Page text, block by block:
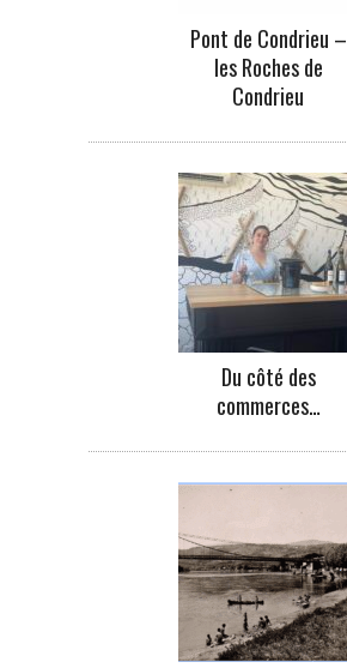
Pont de Condrieu –
les Roches de
Condrieu
Du côté des
commerces…